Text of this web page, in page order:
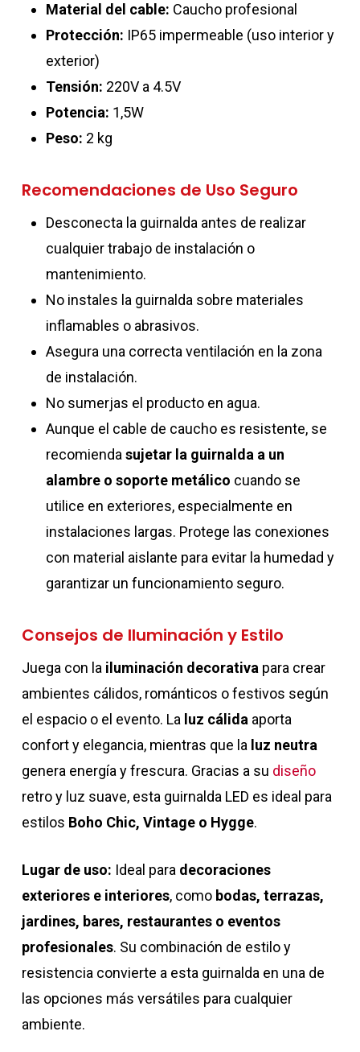
Material del cable: Caucho profesional
Protección: IP65 impermeable (uso interior y
exterior)
Tensión: 220V a 4.5V
Potencia: 1,5W
Peso: 2 kg
Recomendaciones de Uso Seguro
Desconecta la guirnalda antes de realizar
cualquier trabajo de instalación o
mantenimiento.
No instales la guirnalda sobre materiales
inflamables o abrasivos.
Asegura una correcta ventilación en la zona
de instalación.
No sumerjas el producto en agua.
Aunque el cable de caucho es resistente, se
recomienda sujetar la guirnalda a un
alambre o soporte metálico cuando se
utilice en exteriores, especialmente en
instalaciones largas. Protege las conexiones
con material aislante para evitar la humedad y
garantizar un funcionamiento seguro.
Consejos de Iluminación y Estilo
Juega con la iluminación decorativa para crear
ambientes cálidos, románticos o festivos según
el espacio o el evento. La luz cálida aporta
confort y elegancia, mientras que la luz neutra
genera energía y frescura. Gracias a su diseño
retro y luz suave, esta guirnalda LED es ideal para
estilos Boho Chic, Vintage o Hygge.
Lugar de uso: Ideal para decoraciones
exteriores e interiores, como bodas, terrazas,
jardines, bares, restaurantes o eventos
profesionales. Su combinación de estilo y
resistencia convierte a esta guirnalda en una de
las opciones más versátiles para cualquier
ambiente.